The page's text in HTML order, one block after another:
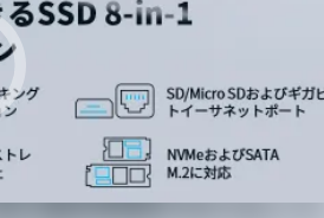
CAMPFIRE for Social Good